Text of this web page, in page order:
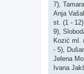
7),
Anja
st. (1 -
9),
Kozić ml.
- 5),
Jelena
Ivana